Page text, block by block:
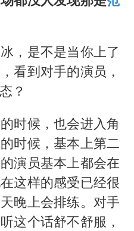
，是不是当你上了
看到对手的演员，
？
时候，也会进入角
时候，基本上第二
演员基本上都会在
这样的感受已经很
晚上会排练。对手
这个话舒不舒服，